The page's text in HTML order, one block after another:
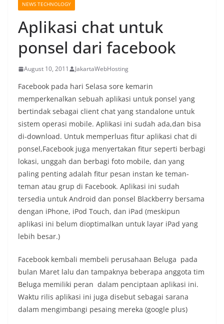
NEWS TECHNOLOGY
Aplikasi chat untuk
ponsel dari facebook
August 10, 2011 JakartaWebHosting
Facebook pada hari Selasa sore kemarin
memperkenalkan sebuah aplikasi untuk ponsel yang
bertindak sebagai client chat yang standalone untuk
sistem operasi mobile. Aplikasi ini sudah ada,dan bisa
di-download. Untuk memperluas fitur aplikasi chat di
ponsel,Facebook juga menyertakan fitur seperti berbagi
lokasi, unggah dan berbagi foto mobile, dan yang
paling penting adalah fitur pesan instan ke teman-
teman atau grup di Facebook. Aplikasi ini sudah
tersedia untuk Android dan ponsel Blackberry bersama
dengan iPhone, iPod Touch, dan iPad (meskipun
aplikasi ini belum dioptimalkan untuk layar iPad yang
lebih besar.)
Facebook kembali membeli perusahaan Beluga pada
bulan Maret lalu dan tampaknya beberapa anggota tim
Beluga memiliki peran dalam penciptaan aplikasi ini.
Waktu rilis aplikasi ini juga disebut sebagai sarana
dalam mengimbangi pesaing mereka (google plus)